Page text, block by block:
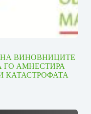
ВИНОВНИЦИТЕ
ГО АМНЕСТИРА
КАТАСТРОФАТА